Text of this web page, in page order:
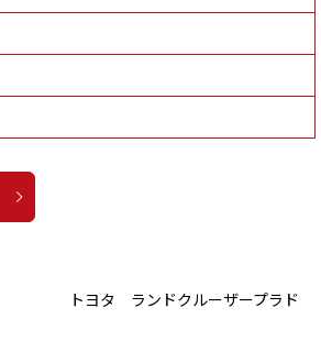
トヨタ ランドクルーザープラド